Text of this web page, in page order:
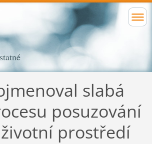
slabá
posuzování
prostředí